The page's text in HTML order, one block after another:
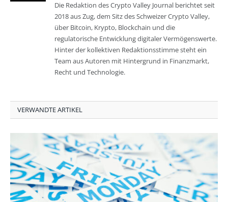
Die Redaktion des Crypto Valley Journal berichtet seit
2018 aus Zug, dem Sitz des Schweizer Crypto Valley,
über Bitcoin, Krypto, Blockchain und die
regulatorische Entwicklung digitaler Vermögenswerte.
Hinter der kollektiven Redaktionsstimme steht ein
Team aus Autoren mit Hintergrund in Finanzmarkt,
Recht und Technologie.
VERWANDTE ARTIKEL